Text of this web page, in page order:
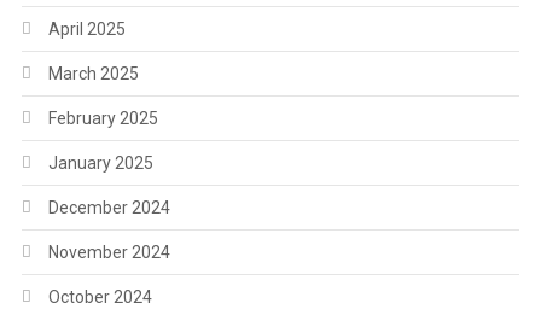
April 2025
March 2025
February 2025
January 2025
December 2024
November 2024
October 2024